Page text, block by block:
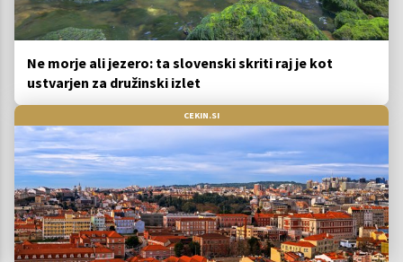
Ne morje ali jezero: ta slovenski skriti raj je kot
ustvarjen za družinski izlet
CEKIN.SI